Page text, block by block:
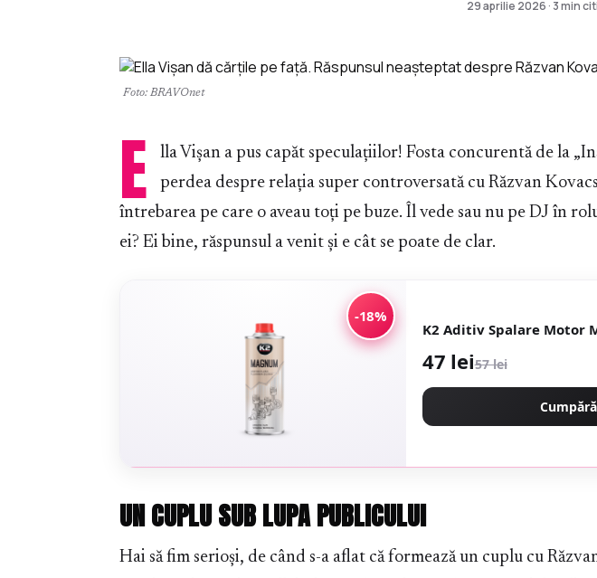
29 aprilie 2026 · 3 min
Foto: BRAVOnet
E
lla Vișan a pus capăt speculațiilor! Fosta concurentă de la
perdea despre relația super controversată cu Răzvan
întrebarea pe care o aveau toți pe buze. Îl vede sau nu pe DJ în
ei? Ei bine, răspunsul a venit și e cât se poate de clar.
-18%
K2 Aditiv Spalare Motor
47 lei57 lei
UN CUPLU SUB LUPA PUBLICULUI
Hai să fim serioși, de când s-a aflat că formează un cuplu cu